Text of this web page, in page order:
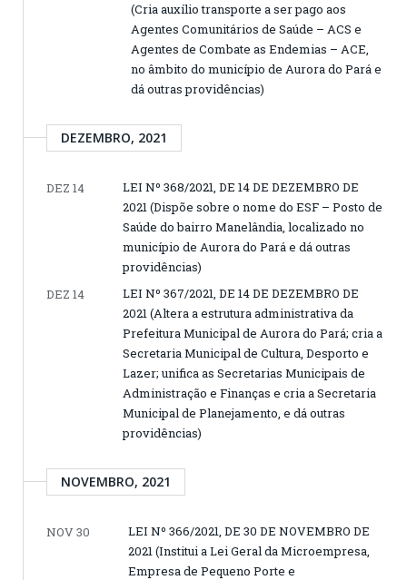
(Cria auxílio transporte a ser pago aos
Agentes Comunitários de Saúde – ACS e
Agentes de Combate as Endemias – ACE,
no âmbito do município de Aurora do Pará e
dá outras providências)
DEZEMBRO, 2021
DEZ 14
LEI Nº 368/2021, DE 14 DE DEZEMBRO DE
2021 (Dispõe sobre o nome do ESF – Posto de
Saúde do bairro Manelândia, localizado no
município de Aurora do Pará e dá outras
providências)
DEZ 14
LEI Nº 367/2021, DE 14 DE DEZEMBRO DE
2021 (Altera a estrutura administrativa da
Prefeitura Municipal de Aurora do Pará; cria a
Secretaria Municipal de Cultura, Desporto e
Lazer; unifica as Secretarias Municipais de
Administração e Finanças e cria a Secretaria
Municipal de Planejamento, e dá outras
providências)
NOVEMBRO, 2021
NOV 30
LEI Nº 366/2021, DE 30 DE NOVEMBRO DE
2021 (Institui a Lei Geral da Microempresa,
Empresa de Pequeno Porte e